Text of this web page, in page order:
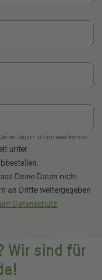
Region informieren können.
unter
Deine Daten nicht
an Dritte weitergegeben
Datenschutz
Wir sind für